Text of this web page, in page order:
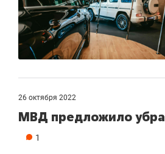
26 октября 2022
МВД предложило
1